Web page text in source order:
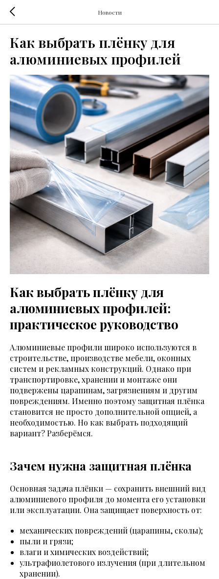
Новости
Как выбрать плёнку для
алюминиевых профилей
Как выбрать плёнку для
алюминиевых профилей:
практическое руководство
Алюминиевые профили широко используются в
строительстве, производстве мебели, оконных
систем и рекламных конструкций. Однако при
транспортировке, хранении и монтаже они
подвержены царапинам, загрязнениям и другим
повреждениям. Именно поэтому защитная плёнка
становится не просто дополнительной опцией, а
необходимостью. Но как выбрать подходящий
вариант? Разберёмся.
Зачем нужна защитная плёнка
Основная задача плёнки — сохранить внешний вид
алюминиевого профиля до момента его установки
или эксплуатации. Она защищает поверхность от:
механических повреждений (царапины, сколы);
пыли и грязи;
влаги и химических воздействий;
ультрафиолетового излучения (при длительном
хранении).